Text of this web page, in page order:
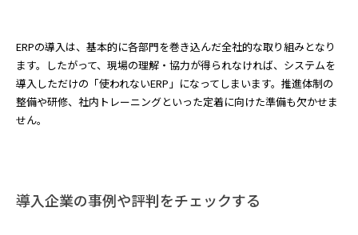
ERPの導入は、基本的に各部門を巻き込んだ全社的な取り組みとなり
ます。したがって、現場の理解・協力が得られなければ、システムを
導入しただけの「使われないERP」になってしまいます。推進体制の
整備や研修、社内トレーニングといった定着に向けた準備も欠かせま
せん。
導入企業の事例や評判をチェックする